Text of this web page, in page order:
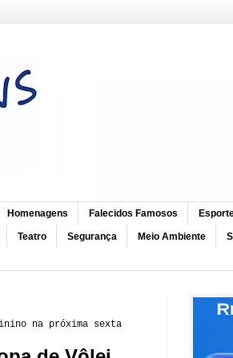
Homenagens Falecidos Famosos
Teatro Segurança Meio Ambiente
na próxima sexta